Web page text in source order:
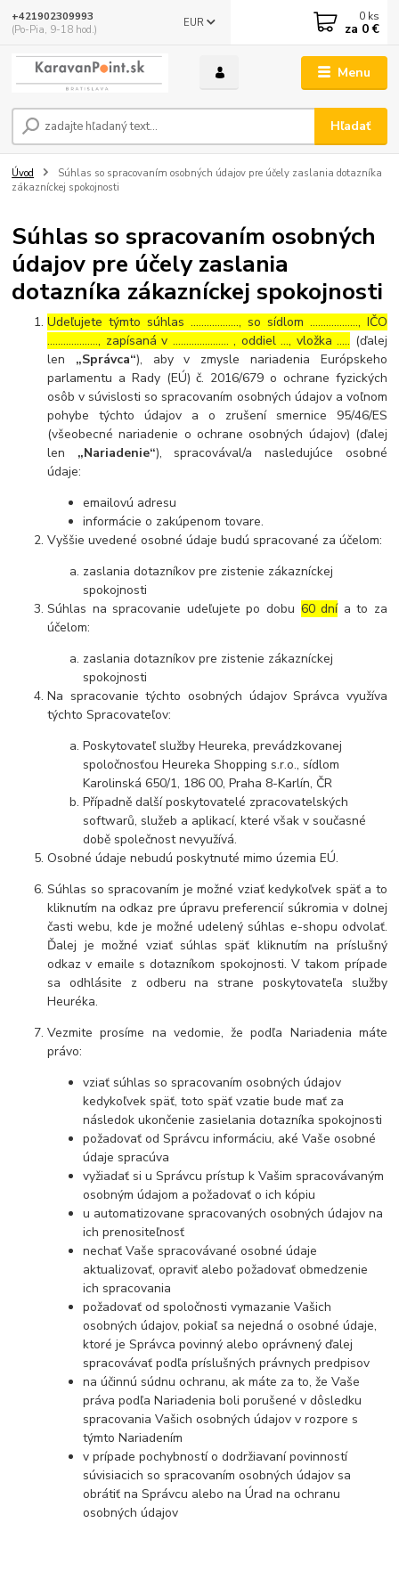
Menu
EUR
Hľadať
+421902309993
(Po-Pia, 9-18 hod.)
0 ks
za 0 €
Úvod
Súhlas so spracovaním osobných údajov pre účely zaslania dotazníka
zákazníckej spokojnosti
Súhlas so spracovaním osobných
údajov pre účely zaslania
dotazníka zákazníckej spokojnosti
Udeľujete týmto súhlas ……………..., so sídlom ………………, IČO
………………., zapísaná v ………………… , oddiel …, vložka ….. (ďalej
len „Správca“), aby v zmysle nariadenia Európskeho
parlamentu a Rady (EÚ) č. 2016/679 o ochrane fyzických
osôb v súvislosti so spracovaním osobných údajov a voľnom
pohybe týchto údajov a o zrušení smernice 95/46/ES
(všeobecné nariadenie o ochrane osobných údajov) (ďalej
len „Nariadenie“), spracovával/a nasledujúce osobné
údaje:
emailovú adresu
informácie o zakúpenom tovare.
Vyššie uvedené osobné údaje budú spracované za účelom:
zaslania dotazníkov pre zistenie zákazníckej
spokojnosti
Súhlas na spracovanie udeľujete po dobu 60 dnía to za
účelom:
zaslania dotazníkov pre zistenie zákazníckej
spokojnosti
Na spracovanie týchto osobných údajov Správca využíva
týchto Spracovateľov:
Poskytovateľ služby Heureka, prevádzkovanej
spoločnosťou Heureka Shopping s.r.o., sídlom
Karolinská 650/1, 186 00, Praha 8-Karlín, ČR
Případně další poskytovatelé zpracovatelských
softwarů, služeb a aplikací, které však v současné
době společnost nevyužívá.
Osobné údaje nebudú poskytnuté mimo územia EÚ.
Súhlas so spracovaním je možné vziať kedykoľvek späť a to
kliknutím na odkaz pre úpravu preferencií súkromia v dolnej
časti webu, kde je možné udelený súhlas e-shopu odvolať.
Ďalej je možné vziať súhlas späť kliknutím na príslušný
odkaz v emaile s dotazníkom spokojnosti. V takom prípade
sa odhlásite z odberu na strane poskytovateľa služby
Heuréka.
Vezmite prosíme na vedomie, že podľa Nariadenia máte
právo:
vziať súhlas so spracovaním osobných údajov
kedykoľvek späť, toto späť vzatie bude mať za
následok ukončenie zasielania dotazníka spokojnosti
požadovať od Správcu informáciu, aké Vaše osobné
údaje spracúva
vyžiadať si u Správcu prístup k Vašim spracovávaným
osobným údajom a požadovať o ich kópiu
u automatizovane spracovaných osobných údajov na
ich prenositeľnosť
nechať Vaše spracovávané osobné údaje
aktualizovať, opraviť alebo požadovať obmedzenie
ich spracovania
požadovať od spoločnosti vymazanie Vašich
osobných údajov, pokiaľ sa nejedná o osobné údaje,
ktoré je Správca povinný alebo oprávnený ďalej
spracovávať podľa príslušných právnych predpisov
na účinnú súdnu ochranu, ak máte za to, že Vaše
práva podľa Nariadenia boli porušené v dôsledku
spracovania Vašich osobných údajov v rozpore s
týmto Nariadením
v prípade pochybností o dodržiavaní povinností
súvisiacich so spracovaním osobných údajov sa
obrátiť na Správcu alebo na Úrad na ochranu
osobných údajov